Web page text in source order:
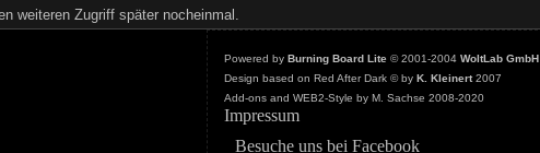
weiteren Zugriff später nocheinmal.
Powered by Burning Board Lite© 2001-2004 WoltLab GmbH
Design based on Red After Dark © by K. Kleinert2007
Add-ons and WEB2-Style by M. Sachse 2008-2020
Impressum
Besuche uns bei Facebook